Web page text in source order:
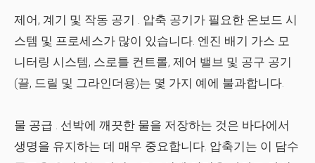
제어, 계기 및 작동 공기 . 압축 공기가 필요한 온보드 시
스템 및 프로세스가 많이 있습니다. 엔진 배기 가스 모
니터링 시스템, 스로틀 컨트롤, 제어 밸브 및 공구 공기
(끌, 드릴 및 그라인더용)는 몇 가지 예에 불과합니다.
물 공급 . 선박에 깨끗한 물을 저장하는 것은 바다에서
생명을 유지하는 데 매우 중요합니다. 압축기는 이 담수